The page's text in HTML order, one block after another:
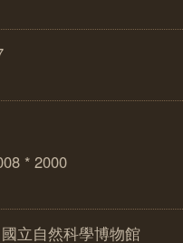
* 2000
立自然科學博物館